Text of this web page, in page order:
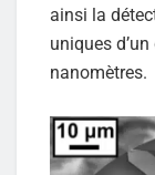
ainsi la
uniques
nanomètres.